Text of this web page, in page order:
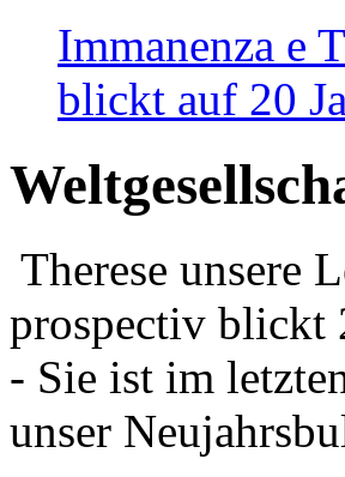
Immanenza e
blickt auf 20
Therese unsere
prospectiv blickt
- Sie ist im
unser